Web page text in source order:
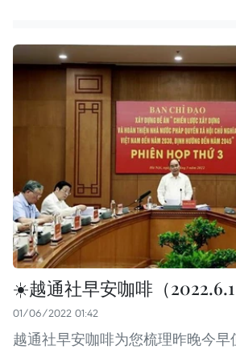
☀️越通社早安咖啡（2022.6.1
01/06/2022 01:42
越通社早安咖啡为您梳理昨晚今早